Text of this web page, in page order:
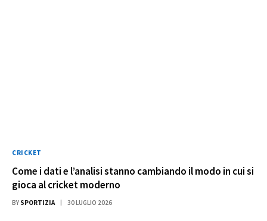
CRICKET
Come i dati e l’analisi stanno cambiando il modo in cui si
gioca al cricket moderno
BY SPORTIZIA 30 LUGLIO 2026